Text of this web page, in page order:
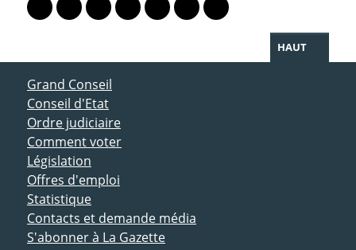
Lien vers le profil Mastodon
Lien vers le profil Bluesky
Lien vers le profil Instagram
Lien vers le profil Linkedin
Lien vers le profil Facebook
Lien vers le profil Twitter
Partager par WhatsApp
HAUT
ACCÈS DIRECT
Grand Conseil
Conseil d'Etat
Ordre judiciaire
Comment voter
Législation
Offres d'emploi
Statistique
Contacts et demande média
S'abonner à La Gazette